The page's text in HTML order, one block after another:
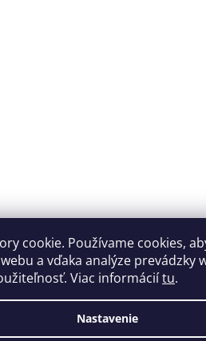
cookie. Používame cookies,
a vďaka analýze prevádzky
Viac informáciítu.
Nastavenie